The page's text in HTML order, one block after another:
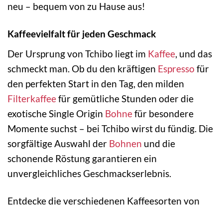
neu – bequem von zu Hause aus!
Kaffeevielfalt für jeden Geschmack
Der Ursprung von Tchibo liegt im Kaffee, und das
schmeckt man. Ob du den kräftigen Espresso für
den perfekten Start in den Tag, den milden
Filterkaffeefür gemütliche Stunden oder die
exotische Single Origin Bohnefür besondere
Momente suchst – bei Tchibo wirst du fündig. Die
sorgfältige Auswahl der Bohnen und die
schonende Röstung garantieren ein
unvergleichliches Geschmackserlebnis.
Entdecke die verschiedenen Kaffeesorten von